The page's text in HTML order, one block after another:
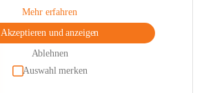
Mehr erfahren
Akzeptieren und anzeigen
Ablehnen
Auswahl merken